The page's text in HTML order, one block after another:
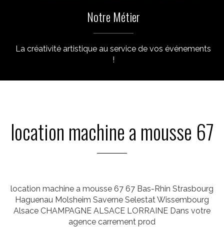
Notre Métier
La créativité artistique au service de vos événements
!
location machine a mousse 67
location machine a mousse 67 67 Bas-Rhin Strasbourg
Haguenau Molsheim Saverne Selestat Wissembourg
Alsace CHAMPAGNE ALSACE LORRAINE Dans votre
agence carrement prod